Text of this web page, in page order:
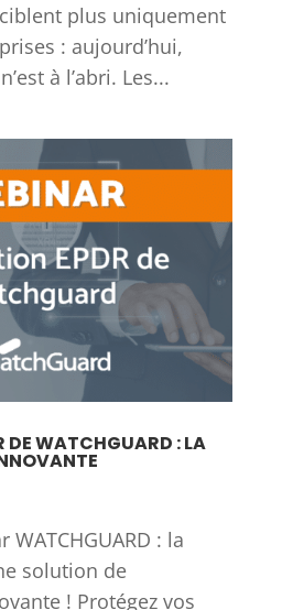
plus uniquement
: aujourd’hui,
à l’abri. Les...
DE WATCHGUARD : LA
: la
solution de
! Protégez vos